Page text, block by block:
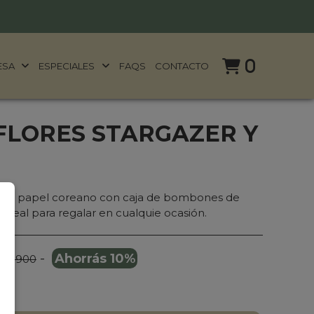
ESPECIALES FAQS CONTACTO 0
STARGAZER Y
papel coreano con caja de bombones de
para regalar en cualquie ocasión.
119.900 - Ahorrás 10%